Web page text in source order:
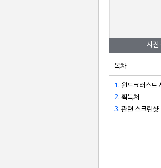
사진
목차
1. 윈드크러스트
2. 획득처
3. 관련 스크린샷